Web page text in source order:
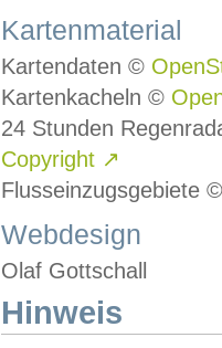
Kartenmaterial
Kartendaten ©
Kartenkacheln ©
24 Stunden
Copyright ↗
Flusseinzugsgebiete
Webdesign
Olaf Gottschall
Hinweis